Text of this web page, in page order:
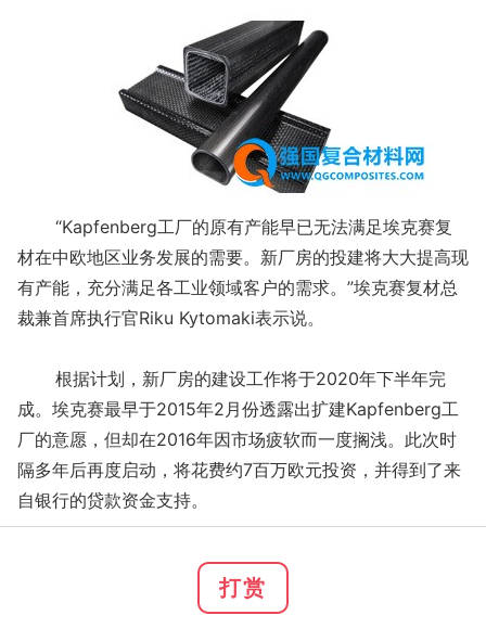
“Kapfenberg工厂的原有产能早已无法满足埃克赛复
材在中欧地区业务发展的需要。新厂房的投建将大大提高现
有产能，充分满足各工业领域客户的需求。”埃克赛复材总
裁兼首席执行官Riku Kytomaki表示说。
根据计划，新厂房的建设工作将于2020年下半年完
成。埃克赛最早于2015年2月份透露出扩建Kapfenberg工
厂的意愿，但却在2016年因市场疲软而一度搁浅。此次时
隔多年后再度启动，将花费约7百万欧元投资，并得到了来
自银行的贷款资金支持。
打赏